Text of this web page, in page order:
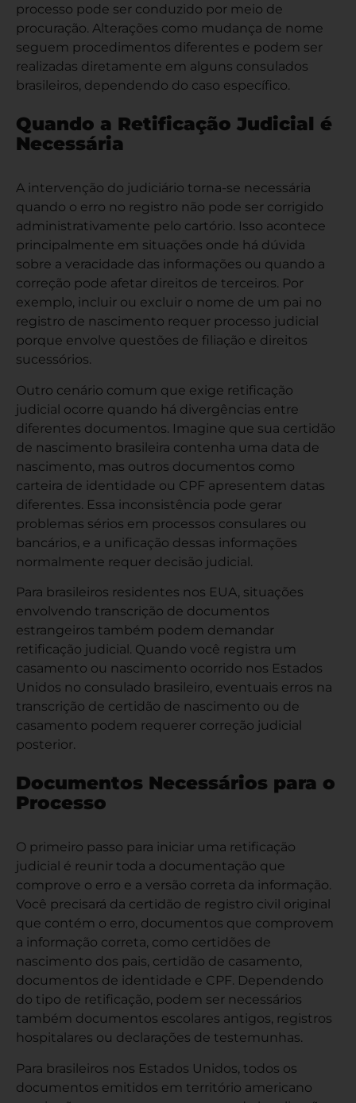
processo pode ser conduzido por meio de
procuração. Alterações como mudança de nome
seguem procedimentos diferentes e podem ser
realizadas diretamente em alguns consulados
brasileiros, dependendo do caso específico.
Quando a Retificação Judicial é
Necessária
A intervenção do judiciário torna-se necessária
quando o erro no registro não pode ser corrigido
administrativamente pelo cartório. Isso acontece
principalmente em situações onde há dúvida
sobre a veracidade das informações ou quando a
correção pode afetar direitos de terceiros. Por
exemplo, incluir ou excluir o nome de um pai no
registro de nascimento requer processo judicial
porque envolve questões de filiação e direitos
sucessórios.
Outro cenário comum que exige retificação
judicial ocorre quando há divergências entre
diferentes documentos. Imagine que sua certidão
de nascimento brasileira contenha uma data de
nascimento, mas outros documentos como
carteira de identidade ou CPF apresentem datas
diferentes. Essa inconsistência pode gerar
problemas sérios em processos consulares ou
bancários, e a unificação dessas informações
normalmente requer decisão judicial.
Para brasileiros residentes nos EUA, situações
envolvendo transcrição de documentos
estrangeiros também podem demandar
retificação judicial. Quando você registra um
casamento ou nascimento ocorrido nos Estados
Unidos no consulado brasileiro, eventuais erros na
transcrição de certidão de nascimento ou de
casamento podem requerer correção judicial
posterior.
Documentos Necessários para o
Processo
O primeiro passo para iniciar uma retificação
judicial é reunir toda a documentação que
comprove o erro e a versão correta da informação.
Você precisará da certidão de registro civil original
que contém o erro, documentos que comprovem
a informação correta, como certidões de
nascimento dos pais, certidão de casamento,
documentos de identidade e CPF. Dependendo
do tipo de retificação, podem ser necessários
também documentos escolares antigos, registros
hospitalares ou declarações de testemunhas.
Para brasileiros nos Estados Unidos, todos os
documentos emitidos em território americano